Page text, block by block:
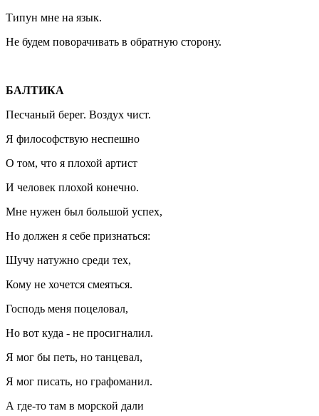
Типун мне на язык.
Не будем поворачивать в обратную сторону.
БАЛТИКА
Песчаный берег. Воздух чист.
Я философствую неспешно
О том, что я плохой артист
И человек плохой конечно.
Мне нужен был большой успех,
Но должен я себе признаться:
Шучу натужно среди тех,
Кому не хочется смеяться.
Господь меня поцеловал,
Но вот куда - не просигналил.
Я мог бы петь, но танцевал,
Я мог писать, но графоманил.
А где-то там в морской дали